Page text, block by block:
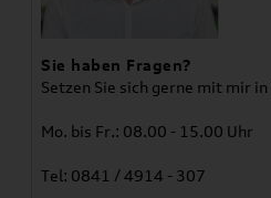
Sie haben Fragen?
Setzen Sie sich gerne mit mir
Mo. bis Fr.: 08.00 - 15.00 Uhr
Tel: 0841 / 4914 - 307